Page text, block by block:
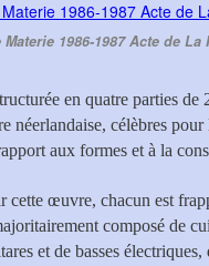
Materie 1986-1987 Acte de
en quatre parties
néerlandaise, célèbres
aux formes et à la
cette œuvre, chacun est
composé de
et de basses